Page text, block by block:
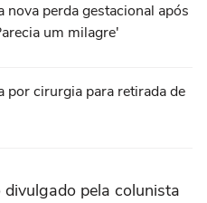
nova perda gestacional após
um milagre'
por cirurgia para retirada de
pela colunista